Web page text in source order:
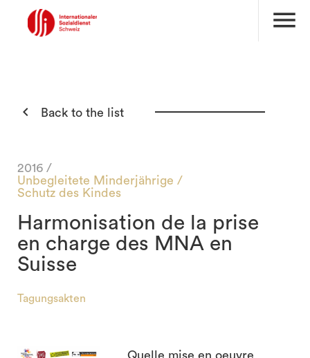
menu
 Back to the list
2016 /
Unbegleitete Minderjährige /
Schutz des Kindes
Harmonisation de la prise
en charge des MNA en
Suisse
Tagungsakten
Quelle mise en oeuvre